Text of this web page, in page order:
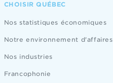
CHOISIR QUÉBEC
Nos statistiques économiques
Notre environnement d'affaires
Nos industries
Francophonie